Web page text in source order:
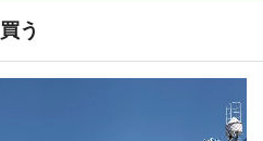
買う